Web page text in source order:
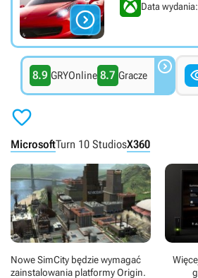
 Data wydania:
8.9 GRYOnline 8.7 Gracze 

MicrosoftTurn 10 StudiosX360
Nowe SimCity będzie wymagać
zainstalowania platformy Origin.